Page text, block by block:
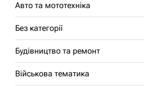
Авто та мототехніка
Без категорії
Будівництво та ремонт
Військова тематика